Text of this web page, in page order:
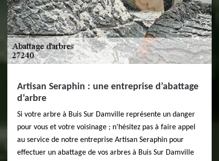
Artisan Seraphin : une entreprise d’abattage
d’arbre
Si votre arbre à Buis Sur Damville représente un danger
pour vous et votre voisinage ; n’hésitez pas à faire appel
au service de notre entreprise Artisan Seraphin pour
effectuer un abattage de vos arbres à Buis Sur Damville